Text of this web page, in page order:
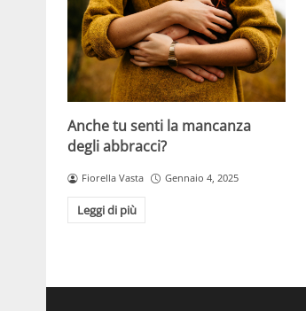
Anche tu senti la mancanza
degli abbracci?
Fiorella Vasta Gennaio 4, 2025
Leggi di più